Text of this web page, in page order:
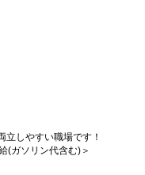
しやすい職場です！
(ガソリン代含む)＞